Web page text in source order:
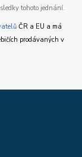
tohoto jednání.
ČR a EU a má
prodávaných v